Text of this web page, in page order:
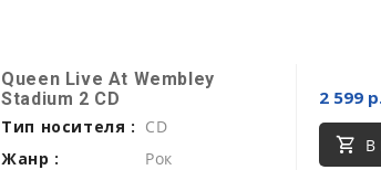
Queen Live At Wembley
Stadium 2 CD
Тип носителя : CD
Жанр :
Рок
2 599
В